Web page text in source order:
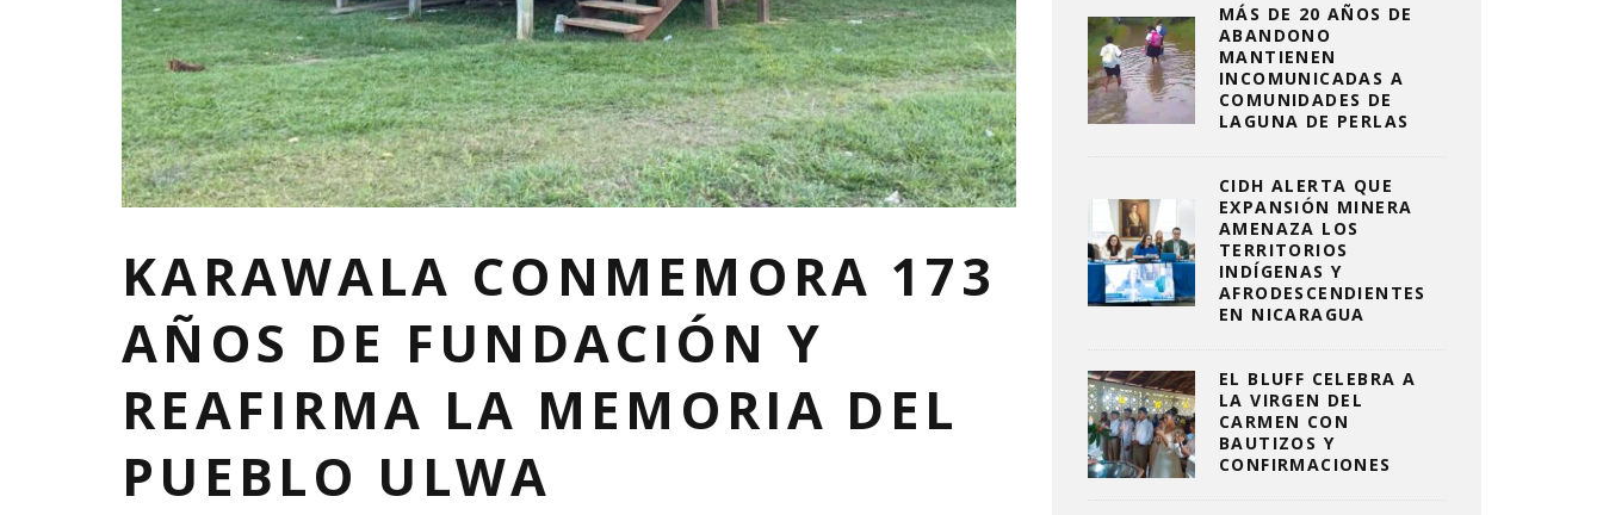
KARAWALA CONMEMORA 173
AÑOS DE FUNDACIÓN Y
REAFIRMA LA MEMORIA DEL
PUEBLO ULWA
MÁS DE 20 AÑOS DE
ABANDONO
MANTIENEN
INCOMUNICADAS A
COMUNIDADES DE
LAGUNA DE PERLAS
CIDH ALERTA QUE
EXPANSIÓN MINERA
AMENAZA LOS
TERRITORIOS
INDÍGENAS Y
AFRODESCENDIENTES
EN NICARAGUA
EL BLUFF CELEBRA A
LA VIRGEN DEL
CARMEN CON
BAUTIZOS Y
CONFIRMACIONES